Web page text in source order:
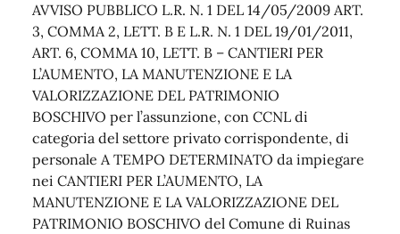
AVVISO PUBBLICO L.R. N. 1 DEL 14/05/2009 ART.
3, COMMA 2, LETT. B E L.R. N. 1 DEL 19/01/2011,
ART. 6, COMMA 10, LETT. B – CANTIERI PER
L’AUMENTO, LA MANUTENZIONE E LA
VALORIZZAZIONE DEL PATRIMONIO
BOSCHIVO per l’assunzione, con CCNL di
categoria del settore privato corrispondente, di
personale A TEMPO DETERMINATO da impiegare
nei CANTIERI PER L’AUMENTO, LA
MANUTENZIONE E LA VALORIZZAZIONE DEL
PATRIMONIO BOSCHIVO del Comune di Ruinas